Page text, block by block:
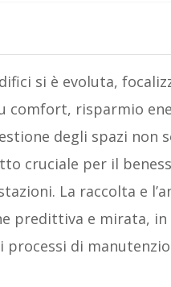
si è evoluta,
comfort, risparmio
degli spazi non
cruciale per il
La raccolta e
predittiva e mirata, in
processi di